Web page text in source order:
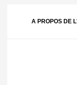
A PROPOS DE